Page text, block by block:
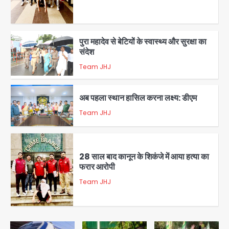
5
1
पुरा महादेव से बेटियों के स्वास्थ्य और सुरक्षा का
संदेश
Team JHJ
2
अब पहला स्थान हासिल करना लक्ष्य: डीएम
Team JHJ
3
28 साल बाद कानून के शिकंजे में आया हत्या का
फरार आरोपी
Team JHJ